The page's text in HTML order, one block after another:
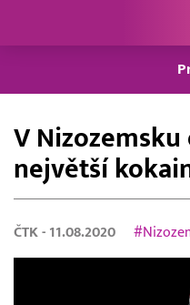
V
největší
ČTK - 11.08.2020